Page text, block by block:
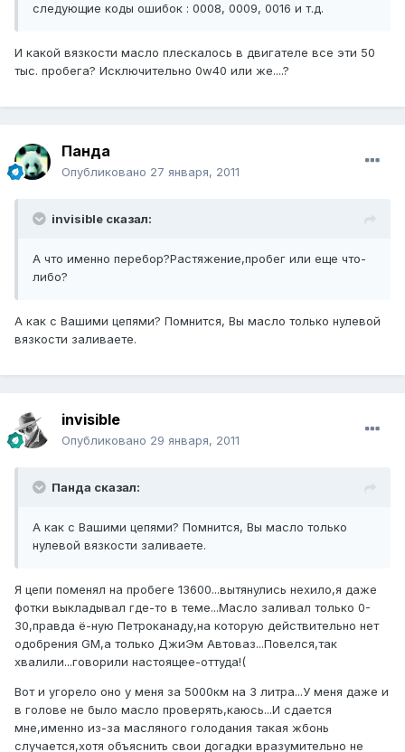
следующие коды ошибок : 0008, 0009, 0016 и т.д.
И какой вязкости масло плескалось в двигателе все эти 50
тыс. пробега? Исключительно 0w40 или же....?
Панда
Опубликовано 27 января, 2011
invisible сказал:
А что именно перебор?Растяжение,пробег или еще что-
либо?
А как с Вашими цепями? Помнится, Вы масло только нулевой
вязкости заливаете.
invisible
Опубликовано 29 января, 2011
Панда сказал:
А как с Вашими цепями? Помнится, Вы масло только
нулевой вязкости заливаете.
Я цепи поменял на пробеге 13600...вытянулись нехило,я даже
фотки выкладывал где-то в теме...Масло заливал только 0-
30,правда ё-ную Петроканаду,на которую действительно нет
одобрения GM,а только ДжиЭм Автоваз...Повелся,так
хвалили...говорили настоящее-оттуда!(
Вот и угорело оно у меня за 5000км на 3 литра...У меня даже и
в голове не было масло проверять,каюсь...И сдается
мне,именно из-за масляного голодания такая жбонь
случается,хотя объяснить свои догадки вразумительно не